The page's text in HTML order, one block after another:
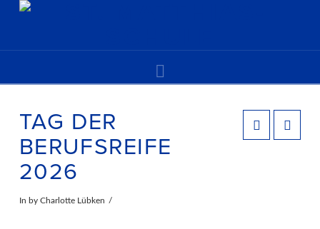
TAG DER
BERUFSREIFE
2026
In by Charlotte Lübken